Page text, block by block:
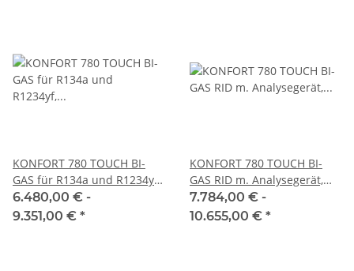
KONFORT 780 TOUCH BI-
GAS für R134a und R1234yf,
Klimaservicegerät, TEXA
6.480,00 € -
9.351,00 € *
KONFORT 780 TOUCH BI-
GAS RID m. Analysegerät,
für R134a und R1234yf,
Klimaservicegerät, TEXA
7.784,00 € -
10.655,00 € *